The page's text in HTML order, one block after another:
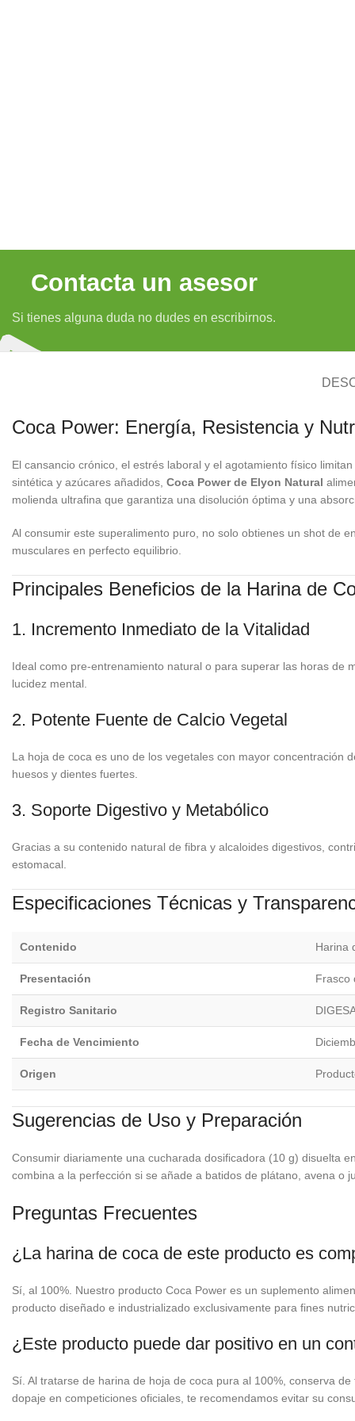
Contacta un asesor
Si tienes alguna duda no dudes en escribirnos.
Coca Power: Energía, Resistencia y
El cansancio crónico, el estrés laboral y el agotamiento físico
sintética y azúcares añadidos, Coca Power de Elyon Natural
molienda ultrafina que garantiza una disolución óptima y una
Al consumir este superalimento puro, no solo obtienes un shot de
musculares en perfecto equilibrio.
Principales Beneficios de la Harina de
1. Incremento Inmediato de la Vitalidad
Ideal como pre-entrenamiento natural o para superar las horas de
lucidez mental.
2. Potente Fuente de Calcio Vegetal
La hoja de coca es uno de los vegetales con mayor concentración
huesos y dientes fuertes.
3. Soporte Digestivo y Metabólico
Gracias a su contenido natural de fibra y alcaloides digestivos,
estomacal.
Especificaciones Técnicas y
Contenido Harina
Presentación Frasco
Registro Sanitario
Fecha de Vencimiento
Origen
Sugerencias de Uso y Preparación
Consumir diariamente una cucharada dosificadora (10 g) disuelta
combina a la perfección si se añade a batidos de plátano, avena o
Preguntas Frecuentes
¿La harina de coca de este producto es
Sí, al 100%. Nuestro producto Coca Power es un suplemento
producto diseñado e industrializado exclusivamente para fines
¿Este producto puede dar positivo en un
Sí. Al tratarse de harina de hoja de coca pura al 100%, conserva
dopaje en competiciones oficiales, te recomendamos evitar su